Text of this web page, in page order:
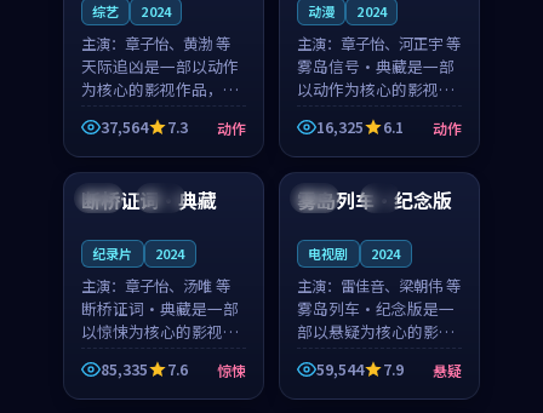
综艺 2024
主演： 章子怡、黄渤 等
天际追凶是一部以动作
为核心的影视作品，围
绕危机、反转与人物成
长展开，整体节奏紧
凑，值得推荐观看。
37,564 7.3 动作
动漫 2024
主演： 章子怡、河正宇 等
雾岛信号·典藏是一部
以动作为核心的影视作
品，围绕危机、反转与
人物成长展开，整体节
奏紧凑，值得推荐观
看。
16,325 6.1 动作
美国 杜比
断桥证词·典藏
纪录片 2024
主演： 章子怡、汤唯 等
断桥证词·典藏是一部
以惊悚为核心的影视作
品，围绕危机、反转与
人物成长展开，整体节
奏紧凑，值得推荐观
85,335 7.6 惊悚
美国 4K
雾岛列车·纪念版
电视剧 2024
主演： 雷佳音、梁朝伟 等
雾岛列车·纪念版是一
部以悬疑为核心的影视
作品，围绕危机、反转
与人物成长展开，整体
节奏紧凑，值得推荐观
59,544 7.9 悬疑